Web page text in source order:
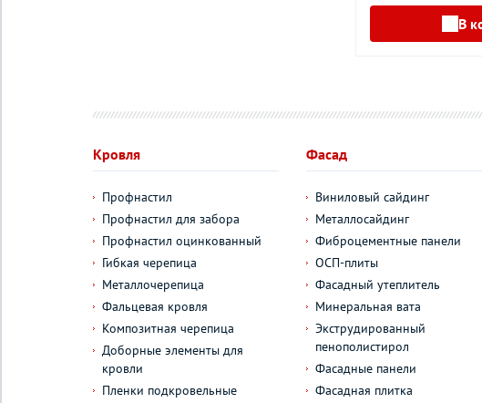
В
Кровля
Профнастил
Профнастил для забора
Профнастил оцинкованный
Гибкая черепица
Металлочерепица
Фальцевая кровля
Композитная черепица
Доборные элементы для
кровли
Пленки подкровельные
Фасад
Виниловый сайдинг
Металлосайдинг
Фиброцементные панели
ОСП-плиты
Фасадный утеплитель
Минеральная вата
Экструдированный
пенополистирол
Фасадные панели
Фасадная плитка